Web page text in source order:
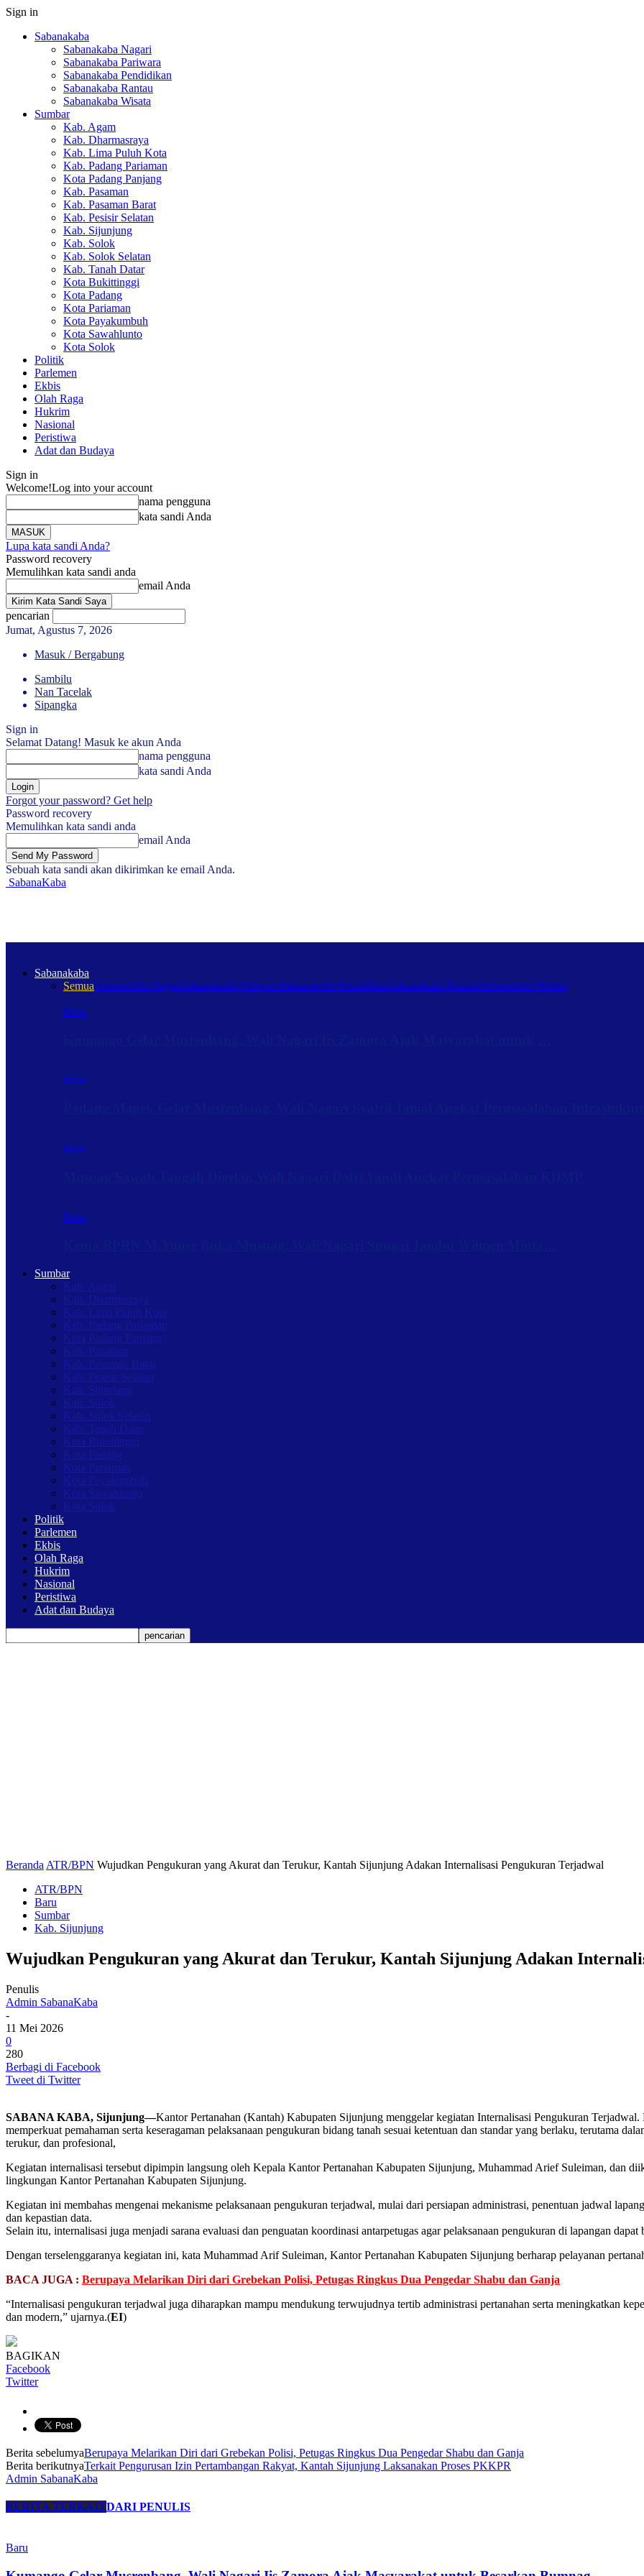
Sign in
Sabanakaba
Sabanakaba Nagari
Sabanakaba Pariwara
Sabanakaba Pendidikan
Sabanakaba Rantau
Sabanakaba Wisata
Sumbar
Kab. Agam
Kab. Dharmasraya
Kab. Lima Puluh Kota
Kab. Padang Pariaman
Kota Padang Panjang
Kab. Pasaman
Kab. Pasaman Barat
Kab. Pesisir Selatan
Kab. Sijunjung
Kab. Solok
Kab. Solok Selatan
Kab. Tanah Datar
Kota Bukittinggi
Kota Padang
Kota Pariaman
Kota Payakumbuh
Kota Sawahlunto
Kota Solok
Politik
Parlemen
Ekbis
Olah Raga
Hukrim
Nasional
Peristiwa
Adat dan Budaya
Sign in
Welcome!Log into your account
nama pengguna
kata sandi Anda
Lupa kata sandi Anda?
Password recovery
Memulihkan kata sandi anda
email Anda
pencarian
Jumat, Agustus 7, 2026
Masuk / Bergabung
Sambilu
Nan Tacelak
Sipangka
Sign in
Selamat Datang! Masuk ke akun Anda
nama pengguna
kata sandi Anda
Forgot your password? Get help
Password recovery
Memulihkan kata sandi anda
email Anda
Sebuah kata sandi akan dikirimkan ke email Anda.
SabanaKaba
Sabanakaba
SemuaSabanakaba NagariSabanakaba PariwaraSabanakaba PendidikanSabanakaba RantauSabanakaba Wisata
Baru
Baru
Baru
Baru
Sumbar
Kab. Agam
Kab. Dharmasraya
Kab. Lima Puluh Kota
Kab. Padang Pariaman
Kota Padang Panjang
Kab. Pasaman
Kab. Pasaman Barat
Kab. Pesisir Selatan
Kab. Sijunjung
Kab. Solok
Kab. Solok Selatan
Kab. Tanah Datar
Kota Bukittinggi
Kota Padang
Kota Pariaman
Kota Payakumbuh
Kota Sawahlunto
Kota Solok
Politik
Parlemen
Ekbis
Olah Raga
Hukrim
Nasional
Peristiwa
Adat dan Budaya
Beranda ATR/BPN Wujudkan Pengukuran yang Akurat dan Terukur, Kantah Sijunjung Adakan Internalisasi Pengukuran Terjadwal
ATR/BPN
Baru
Sumbar
Kab. Sijunjung
Wujudkan Pengukuran yang Akurat dan Terukur, Kantah Sijunjung Adakan
Penulis
Admin SabanaKaba
-
11 Mei 2026
0
280
Berbagi di Facebook
Tweet di Twitter
SABANA KABA, Sijunjung—Kantor Pertanahan (Kantah) Kabupaten Sijunjung menggelar kegiatan Internalisasi Pengukuran
memperkuat pemahaman serta keseragaman pelaksanaan pengukuran bidang tanah sesuai ketentuan dan standar yang berlaku, terutama
terukur, dan profesional,
Kegiatan internalisasi tersebut dipimpin langsung oleh Kepala Kantor Pertanahan Kabupaten Sijunjung, Muhammad Arief Suleiman, dan
lingkungan Kantor Pertanahan Kabupaten Sijunjung.
Kegiatan ini membahas mengenai mekanisme pelaksanaan pengukuran terjadwal, mulai dari persiapan administrasi, penentuan jadwal
dan kepastian data.
Selain itu, internalisasi juga menjadi sarana evaluasi dan penguatan koordinasi antarpetugas agar pelaksanaan pengukuran di lapangan
Dengan terselenggaranya kegiatan ini, kata Muhammad Arif Suleiman, Kantor Pertanahan Kabupaten Sijunjung berharap pelayanan
BACA JUGA : Berupaya Melarikan Diri dari Grebekan Polisi, Petugas Ringkus Dua Pengedar Shabu dan Ganja
“Internalisasi pengukuran terjadwal juga diharapkan mampu mendukung terwujudnya tertib administrasi pertanahan serta meningkatkan
dan modern,” ujarnya.(EI)
BAGIKAN
Facebook
Twitter
Berita sebelumyaBerupaya Melarikan Diri dari Grebekan Polisi, Petugas Ringkus Dua Pengedar Shabu dan Ganja
Berita berikutnyaTerkait Pengurusan Izin Pertambangan Rakyat, Kantah Sijunjung Laksanakan Proses PKKPR
Admin SabanaKaba
BERITA TERKAITDARI PENULIS
Baru